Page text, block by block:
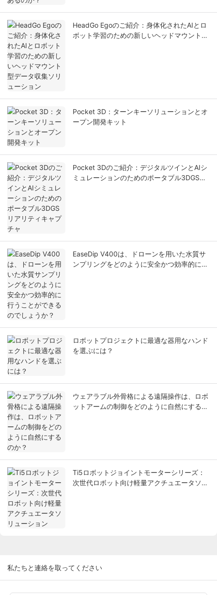
HeadGo Egoのご紹介：身体化されたAIとロ
ボット学習のための新しいヘッドマウント型
Pocket 3D：ターンキーソリューションとオ
ープン開発キット
Pocket 3Dのご紹介：デジタルツインとAIシ
ミュレーションのためのポータブル3DGSリ
EaseDip V400は、ドローンを用いた水質サ
ンプリングをどのように安全かつ効率的に行
ロボットプロジェクトに最適な器用なハンド
を選ぶには？
ウェアラブル外骨格による遠隔操作は、ロボ
ットアームの制御をどのように自然にするの
Ti5ロボットジョイントモーターシリーズ：
次世代ロボット向け軽量アクチュエータソリ
私たちと連絡を取ってください